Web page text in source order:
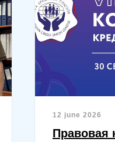
12 june 2026
Правовая